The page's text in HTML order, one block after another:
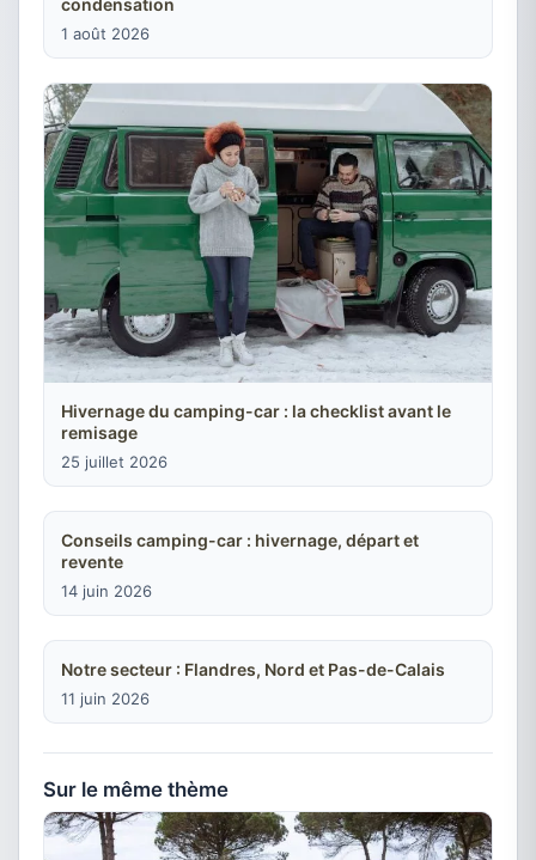
condensation
1 août 2026
Hivernage du camping-car : la checklist avant le
remisage
25 juillet 2026
Conseils camping-car : hivernage, départ et
revente
14 juin 2026
Notre secteur : Flandres, Nord et Pas-de-Calais
11 juin 2026
Sur le même thème